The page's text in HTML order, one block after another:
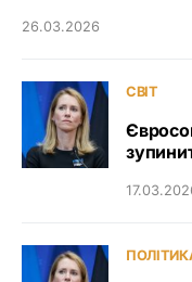
26.03.2026
СВІТ